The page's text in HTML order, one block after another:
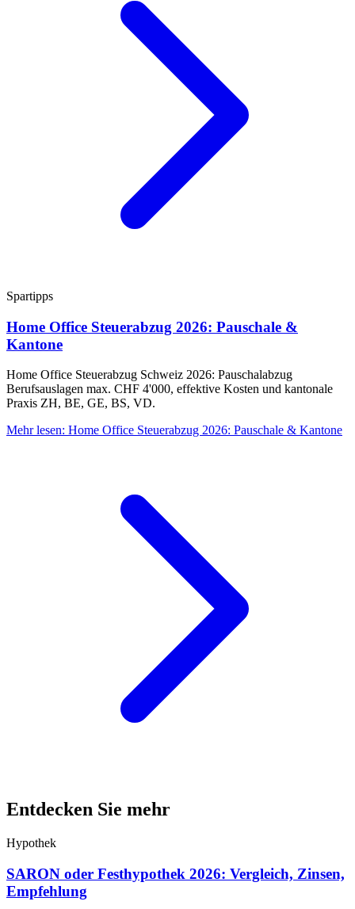
Spartipps
Home Office Steuerabzug 2026: Pauschale &
Kantone
Home Office Steuerabzug Schweiz 2026: Pauschalabzug
Berufsauslagen max. CHF 4'000, effektive Kosten und kantonale
Praxis ZH, BE, GE, BS, VD.
Mehr lesen: Home Office Steuerabzug 2026: Pauschale & Kantone
Entdecken Sie mehr
Hypothek
SARON oder Festhypothek 2026: Vergleich, Zinsen,
Empfehlung